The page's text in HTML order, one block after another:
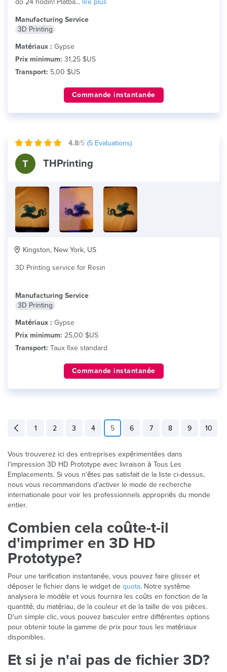
do 24 hodin! Platba... lire plus
Manufacturing Service
3D Printing
Matériaux : Gypse
Prix minimum: 31,25 $US
Transport: 5,00 $US
Commande instantanée
4.8/5 (5 Evaluations)
THPrinting
Kingston, New York, US
3D Printing service for Resin
Manufacturing Service
3D Printing
Matériaux : Gypse
Prix minimum: 25,00 $US
Transport: Taux fixe standard
Commande instantanée
1 2 3 4 5 6 7 8 9 10
Vous trouverez ici des entreprises expérimentées dans
l'impression 3D HD Prototype avec livraison à Tous Les
Emplacements. Si vous n'êtes pas satisfait de la liste ci-dessus,
nous vous recommandons d'activer le mode de recherche
internationale pour voir les professionnels appropriés du monde
entier.
Combien cela coûte-t-il
d'imprimer en 3D HD
Prototype?
Pour une tarification instantanée, vous pouvez faire glisser et
déposer le fichier dans le widget de quota. Notre système
analysera le modèle et vous fournira les coûts en fonction de la
quantité, du matériau, de la couleur et de la taille de vos pièces.
D'un simple clic, vous pouvez basculer entre différentes options
pour obtenir toute la gamme de prix pour tous les matériaux
disponibles.
Et si je n'ai pas de fichier 3D?